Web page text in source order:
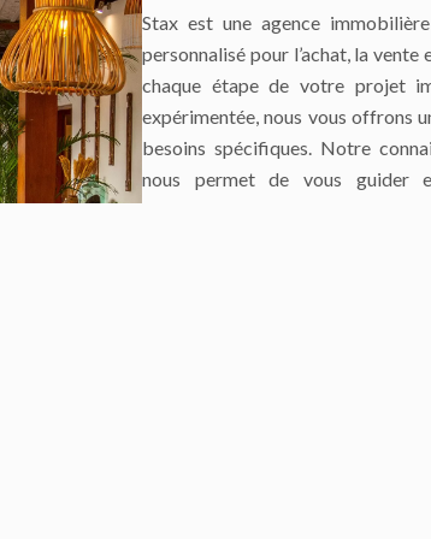
Stax est une agence immobilière
personnalisé pour l’achat, la
chaque étape de votre projet
expérimentée, nous vous offrons
besoins spécifiques. Notre
nous permet de vous guider